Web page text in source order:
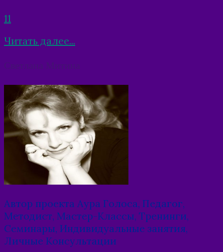
11
Читать далее...
navigation
Автор проекта Аура Голоса, Педагог,
Методист, Мастер-Классы, Тренинги,
Семинары, Индивидуальные занятия,
Личные Консультации